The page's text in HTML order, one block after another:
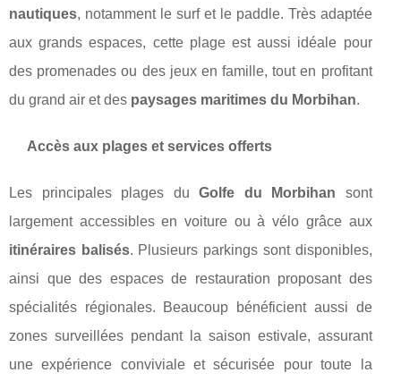
nautiques, notamment le surf et le paddle. Très adaptée
aux grands espaces, cette plage est aussi idéale pour
des promenades ou des jeux en famille, tout en profitant
du grand air et des paysages maritimes du Morbihan.
Accès aux plages et services offerts
Les principales plages duGolfe du Morbihan sont
largement accessibles en voiture ou à vélo grâce aux
itinéraires balisés. Plusieurs parkings sont disponibles,
ainsi que des espaces de restauration proposant des
spécialités régionales. Beaucoup bénéficient aussi de
zones surveillées pendant la saison estivale, assurant
une expérience conviviale et sécurisée pour toute la